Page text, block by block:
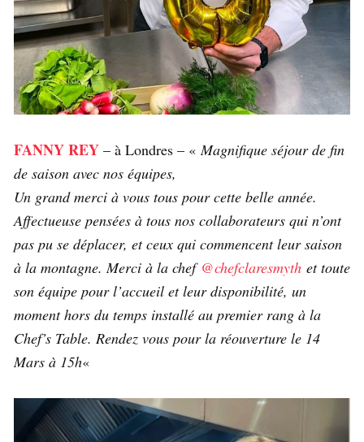
FANNY REY – à Londres – « Magnifique séjour de fin
de saison avec nos équipes,
Un grand merci à vous tous pour cette belle année.
Affectueuse pensées à tous nos collaborateurs qui n’ont
pas pu se déplacer, et ceux qui commencent leur saison
à la montagne. Merci à la chef @chefclaresmyth et toute
son équipe pour l’accueil et leur disponibilité, un
moment hors du temps installé au premier rang à la
Chef’s Table. Rendez vous pour la réouverture le 14
Mars à 15h«